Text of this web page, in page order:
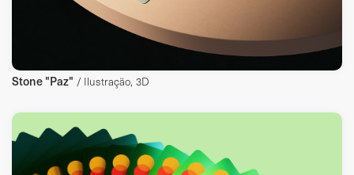
Stone "Paz" / Ilustração, 3D